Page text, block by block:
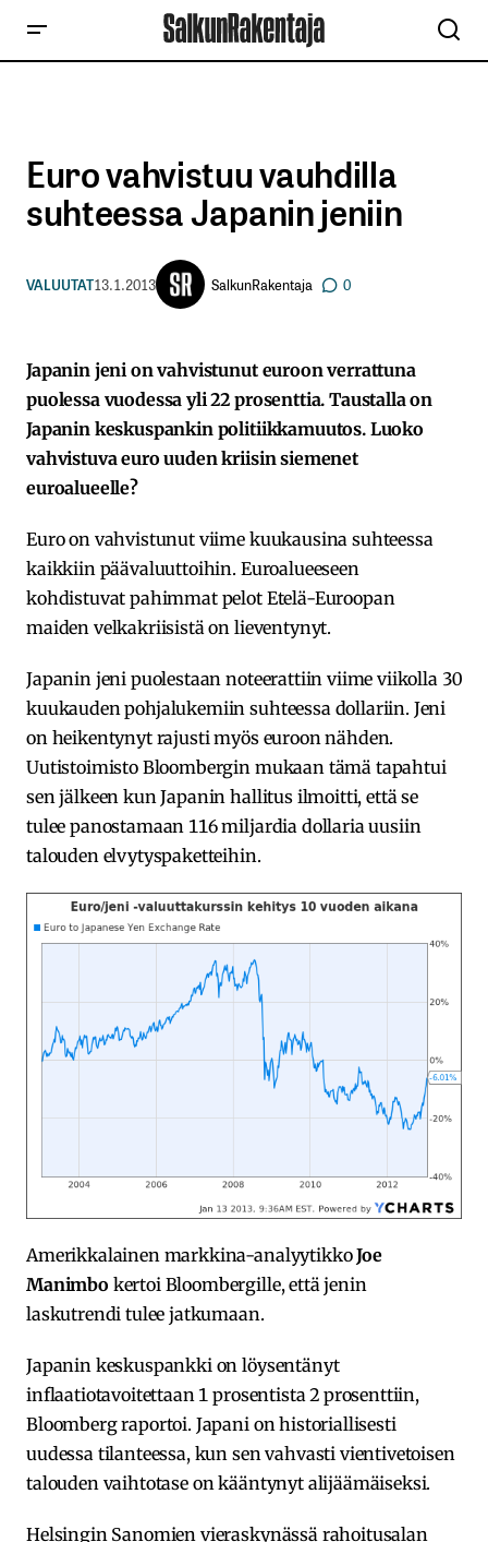
Euro vahvistuu vauhdilla
suhteessa Japanin jeniin
VALUUTAT13.1.2013 SalkunRakentaja 0
Japanin jeni on vahvistunut euroon verrattuna
puolessa vuodessa yli 22 prosenttia. Taustalla on
Japanin keskuspankin politiikkamuutos. Luoko
vahvistuva euro uuden kriisin siemenet
euroalueelle?
Euro on vahvistunut viime kuukausina suhteessa
kaikkiin päävaluuttoihin. Euroalueeseen
kohdistuvat pahimmat pelot Etelä-Euroopan
maiden velkakriisistä on lieventynyt.
Japanin jeni puolestaan noteerattiin viime viikolla 30
kuukauden pohjalukemiin suhteessa dollariin. Jeni
on heikentynyt rajusti myös euroon nähden.
Uutistoimisto Bloombergin mukaan tämä tapahtui
sen jälkeen kun Japanin hallitus ilmoitti, että se
tulee panostamaan 116 miljardia dollaria uusiin
talouden elvytyspaketteihin.
Amerikkalainen markkina-analyytikkoJoe
Manimbo kertoi Bloombergille, että jenin
laskutrendi tulee jatkumaan.
Japanin keskuspankki on löysentänyt
inflaatiotavoitettaan 1 prosentista 2 prosenttiin,
Bloomberg raportoi. Japani on historiallisesti
uudessa tilanteessa, kun sen vahvasti vientivetoisen
talouden vaihtotase on kääntynyt alijäämäiseksi.
Helsingin Sanomien vieraskynässä rahoitusalan